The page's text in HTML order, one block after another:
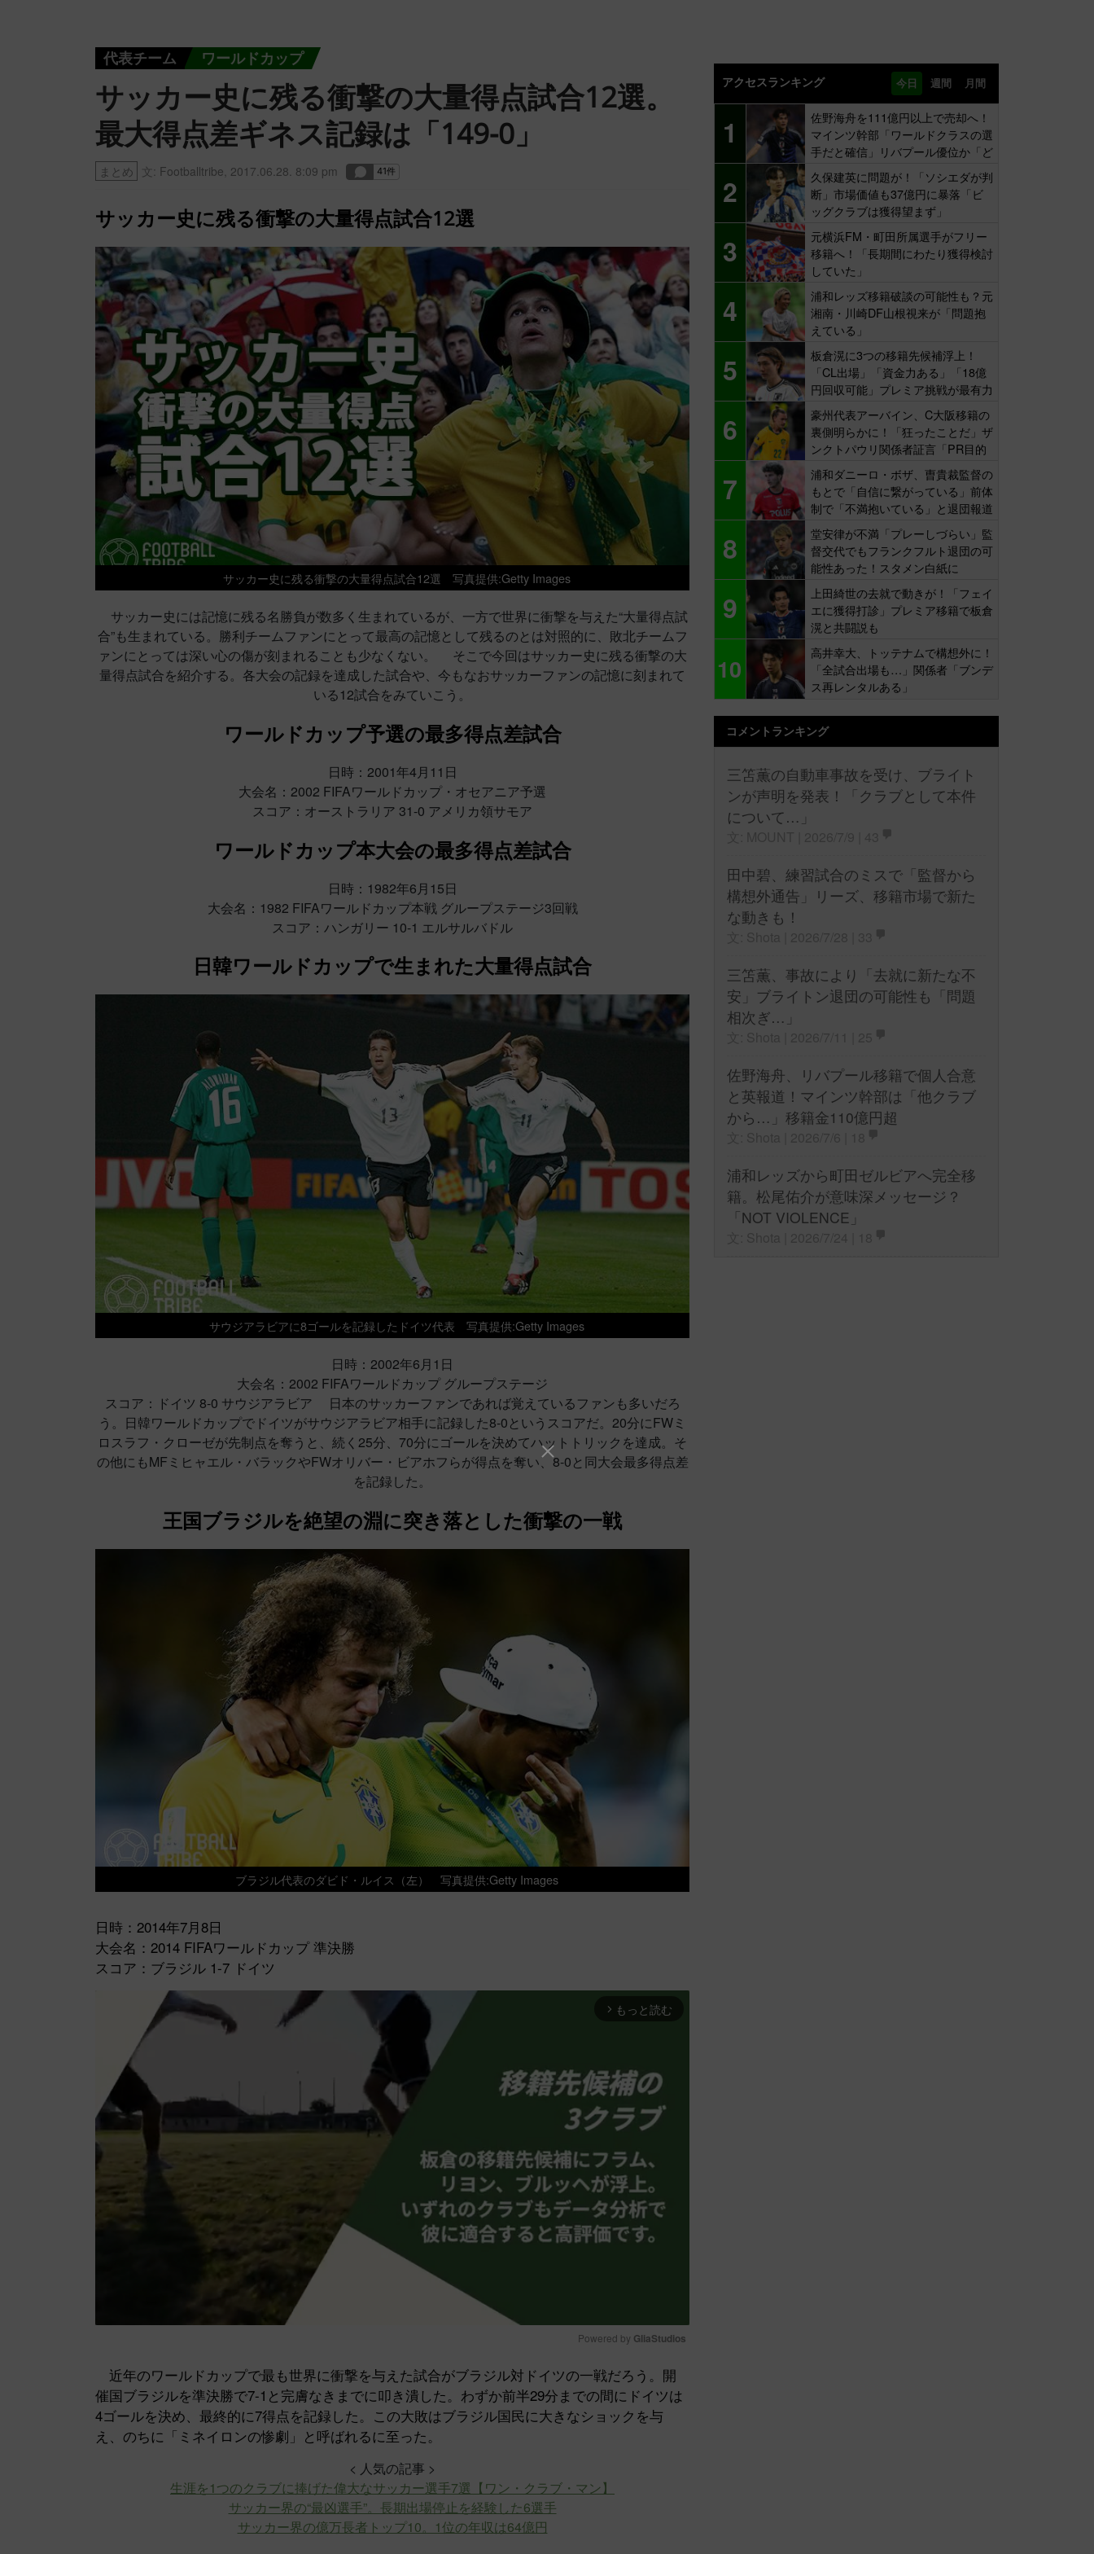
代表チーム ワールドカップ
サッカー史に残る衝撃の大量得点試合12選。
最大得点差ギネス記録は「149-0」
まとめ 文: Footballtribe 2017.06.28. 8:09 pm
サッカー史に残る衝撃の大量得点試合12選
サッカー史に残る衝撃の大量得点試合12選 写真提供:Getty Images
サッカー史には記憶に残る名勝負が数多く生まれているが、一方で世界に衝撃を与えた“大量得点試
合”も生まれている。勝利チームファンにとって最高の記憶として残るのとは対照的に、敗北チームフ
ァンにとっては深い心の傷が刻まれることも少なくない。 そこで今回はサッカー史に残る衝撃の大
量得点試合を紹介する。各大会の記録を達成した試合や、今もなおサッカーファンの記憶に刻まれて
いる12試合をみていこう。
ワールドカップ予選の最多得点差試合
日時：2001年4月11日
大会名：2002 FIFAワールドカップ・オセアニア予選
スコア：オーストラリア 31-0 アメリカ領サモア
ワールドカップ本大会の最多得点差試合
日時：1982年6月15日
大会名：1982 FIFAワールドカップ本戦 グループステージ3回戦
スコア：ハンガリー 10-1 エルサルバドル
日韓ワールドカップで生まれた大量得点試合
サウジアラビアに8ゴールを記録したドイツ代表 写真提供:Getty Images
日時：2002年6月1日
大会名：2002 FIFAワールドカップ グループステージ
スコア：ドイツ 8-0 サウジアラビア 日本のサッカーファンであれば覚えているファンも多いだろ
う。日韓ワールドカップでドイツがサウジアラビア相手に記録した8-0というスコアだ。20分にFWミ
ロスラフ・クローゼが先制点を奪うと、続く25分、70分にゴールを決めてハットトリックを達成。そ
の他にもMFミヒャエル・バラックやFWオリバー・ビアホフらが得点を奪い、8-0と同大会最多得点差
を記録した。
王国ブラジルを絶望の淵に突き落とした衝撃の一戦
ブラジル代表のダビド・ルイス（左） 写真提供:Getty Images
日時：2014年7月8日
大会名：2014 FIFAワールドカップ 準決勝
スコア：ブラジル 1-7 ドイツ
arrow_forward_ios もっと読む
Mute
Powered by GliaStudios
近年のワールドカップで最も世界に衝撃を与えた試合がブラジル対ドイツの一戦だろう。開
催国ブラジルを準決勝で7-1と完膚なきまでに叩き潰した。わずか前半29分までの間にドイツは
4ゴールを決め、最終的に7得点を記録した。この大敗はブラジル国民に大きなショックを与
え、のちに「ミネイロンの惨劇」と呼ばれるに至った。
< 人気の記事 >
生涯を1つのクラブに捧げた偉大なサッカー選手7選【ワン・クラブ・マン】
サッカー界の“最凶選手”。長期出場停止を経験した6選手
サッカー界の億万長者トップ10。1位の年収は64億円
アクセスランキング 今日 週間 月間
1
佐野海舟を111億円以上で売却へ！
マインツ幹部「ワールドクラスの選
手だと確信」リバプール優位か「ど
ちらかだ」
2
久保建英に問題が！「ソシエダが判
断」市場価値も37億円に暴落「ビ
ッグクラブは獲得望まず」
3
元横浜FM・町田所属選手がフリー
移籍へ！「長期間にわたり獲得検討
していた」
4
浦和レッズ移籍破談の可能性も？元
湘南・川崎DF山根視来が「問題抱
えている」
5
板倉滉に3つの移籍先候補浮上！
「CL出場」「資金力ある」「18億
円回収可能」プレミア挑戦が最有力
6
豪州代表アーバイン、C大阪移籍の
裏側明らかに！「狂ったことだ」ザ
ンクトパウリ関係者証言「PR目的
の補強」
7
浦和ダニーロ・ボザ、曺貴裁監督の
もとで「自信に繋がっている」前体
制で「不満抱いている」と退団報道
も…
8
堂安律が不満「プレーしづらい」監
督交代でもフランクフルト退団の可
能性あった！スタメン白紙に
9
上田綺世の去就で動きが！「フェイ
エに獲得打診」プレミア移籍で板倉
滉と共闘説も
10
高井幸大、トッテナムで構想外に！
「全試合出場も…」関係者「ブンデ
ス再レンタルある」
コメントランキング
三笘薫の自動車事故を受け、ブライト
ンが声明を発表！「クラブとして本件
について…」
田中碧、練習試合のミスで「監督から
構想外通告」リーズ、移籍市場で新た
な動きも！
三笘薫、事故により「去就に新たな不
安」ブライトン退団の可能性も「問題
相次ぎ…」
佐野海舟、リバプール移籍で個人合意
と英報道！マインツ幹部は「他クラブ
から…」移籍金110億円超
浦和レッズから町田ゼルビアへ完全移
籍。松尾佑介が意味深メッセージ？
「NOT VIOLENCE」